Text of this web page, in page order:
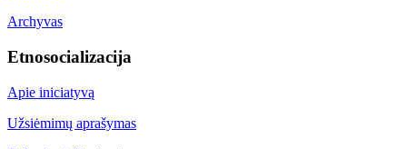
Archyvas
Etnosocializacija
Apie iniciatyvą
Užsiėmimų aprašymas